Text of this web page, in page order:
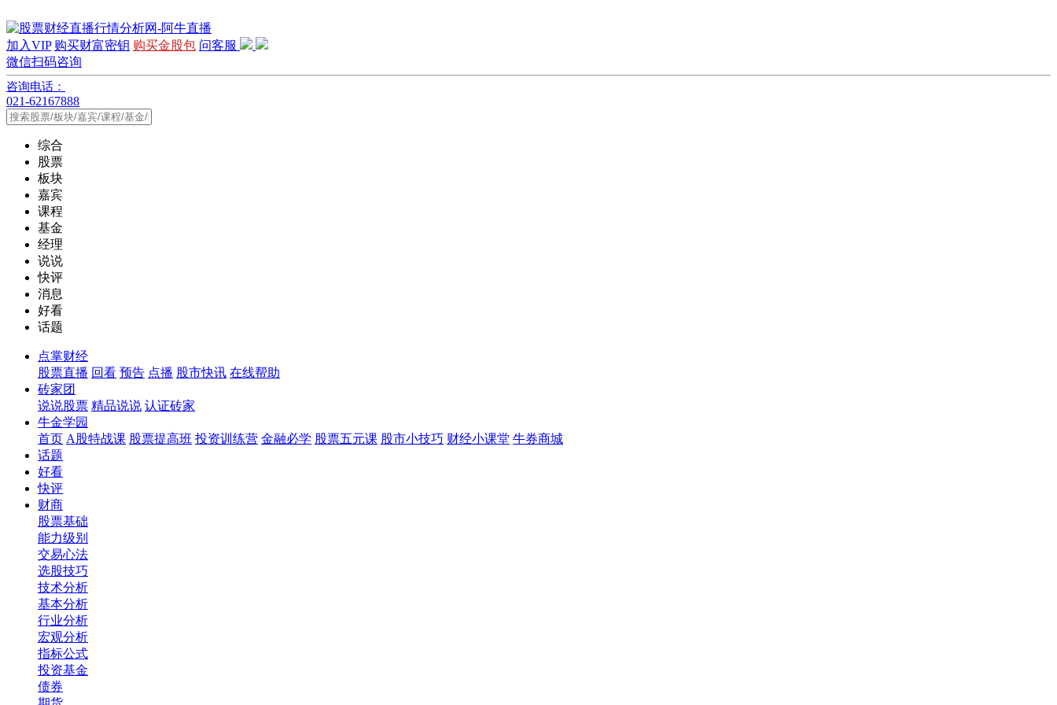
加入VIP 购买财富密钥 购买金股包 问客服
微信扫码咨询
咨询电话：
021-62167888
综合
股票
板块
嘉宾
课程
基金
经理
说说
快评
消息
好看
话题
点掌财经
股票直播 回看 预告 点播 股市快讯 在线帮助
砖家团
说说股票 精品说说 认证砖家
牛金学园
首页 A股特战课 股票提高班 投资训练营 金融必学 股票五元课 股市小技巧 财经小课堂 牛券商城
话题
好看
快评
财商
股票基础
能力级别
交易心法
选股技巧
技术分析
基本分析
行业分析
宏观分析
指标公式
投资基金
债券